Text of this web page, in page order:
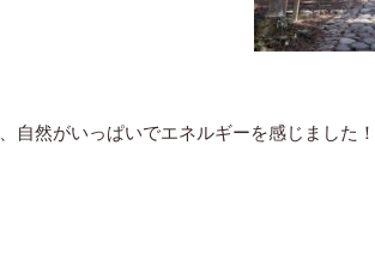
自然がいっぱいでエネルギーを感じました！